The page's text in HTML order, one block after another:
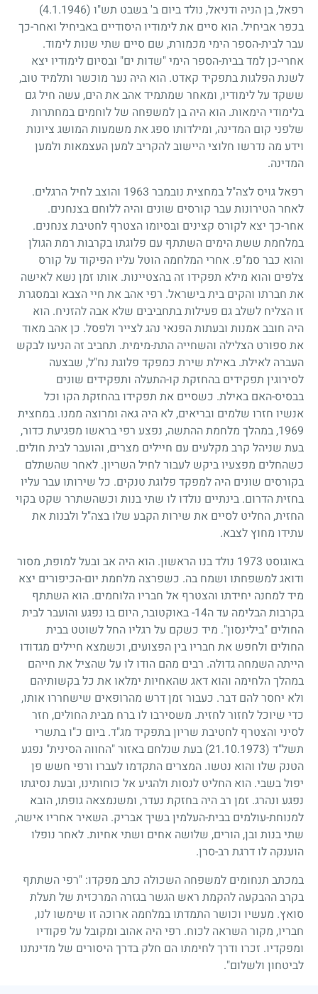
רפאל, בן הניה ודניאל, נולד ביום ב' בשבט תש"ו (4.1.1946)
בכפר אביחיל. הוא סיים את לימודיו היסודיים באביחיל ואחר-כך
עבר לבית-הספר הימי מכמורת, שם סיים שתי שנות לימוד.
אחרי-כן למד בבית-הספר הימי "שדות ים" ובסיום לימודיו יצא
לשנת הפלגות בתפקיד קאדט. הוא היה נער מוכשר ותלמיד טוב,
ששקד על לימודיו, ומאחר שמתמיד אהב את הים, עשה חיל גם
בלימודי הימאות. הוא היה בן למשפחה של לוחמים במחתרות
שלפני קום המדינה, ומילדותו ספג את משמעות המושג ציונות
וידע מה נדרשו חלוצי היישוב להקריב למען העצמאות ולמען
המדינה.
רפאל גויס לצה"ל במחצית נובמבר 1963 והוצב לחיל הרגלים.
לאחר הטירונות עבר קורסים שונים והיה ללוחם בצנחנים.
אחר-כך יצא לקורס קצינים ובסיומו הצטרף לחטיבת צנחנים.
במלחמת ששת הימים השתתף עם פלוגתו בקרבות רמת הגולן
והוא כבר סמ"פ. אחרי המלחמה הוטל עליו הפיקוד על קורס
צלפים והוא מילא תפקידו זה בהצטיינות. אותו זמן נשא לאישה
את חברתו והקים בית בישראל. רפי אהב את חיי הצבא ובמסגרת
זו הצליח לשלב גם פעילות בתחביבים שלא אבה להזניח. הוא
היה חובב אמנות ובעתות הפנאי נהג לצייר ולפסל. כן אהב מאוד
את ספורט הצלילה והשחייה התת-מימית. תחביב זה הניעו לבקש
העברה לאילת. באילת שירת כמפקד פלוגת נח"ל, שבצעה
לסירוגין תפקידים בהחזקת קו-התעלה ותפקידים שונים
בבסיס-האם באילת. כשסיים את תפקידו בהחזקת הקו וכל
אנשיו חזרו שלמים ובריאים, לא היה גאה ומרוצה ממנו. במחצית
1969, במהלך מלחמת ההתשה, נפצע רפי בראשו מפגיעת כדור,
בעת שניהל קרב מקלעים עם חיילים מצרים, והועבר לבית חולים.
כשהחלים מפצעיו ביקש לעבור לחיל השריון. לאחר שהשתלם
בקורסים שונים היה למפקד פלוגת טנקים. כל שירותו עבר עליו
בחזית הדרום. בינתיים נולדו לו שתי בנות וכשהשתרר שקט בקוי
החזית, החליט לסיים את שירות הקבע שלו בצה"ל ולבנות את
עתידו מחוץ לצבא.
באוגוסט 1973 נולד בנו הראשון. הוא היה אב ובעל למופת, מסור
ודואג למשפחתו ושמח בה. כשפרצה מלחמת יום-הכיפורים יצא
מיד למחנה יחידתו והצטרף אל חבריו הלוחמים. הוא השתתף
בקרבות הבלימה עד ה14- באוקטובר, היום בו נפגע והועבר לבית
החולים "בילינסון". מיד כשקם על רגליו החל לשוטט בבית
החולים ולחפש את חבריו בין הפצועים, וכשמצא חיילים מגדודו
הייתה השמחה גדולה. רבים מהם הודו לו על שהציל את חייהם
במהלך הלחימה והוא דאג שהאחיות ימלאו את כל בקשותיהם
ולא יחסר להם דבר. כעבור זמן דרש מהרופאים שישחררו אותו,
כדי שיוכל לחזור לחזית. משסירבו לו ברח מבית החולים, חזר
לסיני והצטרף לחטיבת שריון בתפקיד מג"ד. ביום כ"ו בתשרי
תשל"ד (21.10.1973)
בעת שנלחם באזור "החווה הסינית" נפגע
הטנק שלו והוא נטשו. המצרים התקדמו לעברו ורפי חשש פן
יפול בשבי. הוא החליט לנסות ולהגיע אל כוחותינו, ובעת נסיגתו
נפגע ונהרג. זמן רב היה בחזקת נעדר, ומשנמצאה גופתו, הובא
למנוחת-עולמים בבית-העלמין בשיך אבריק. השאיר אחריו אישה,
שתי בנות ובן, הורים, שלושה אחים ושתי אחיות. לאחר נופלו
הוענקה לו דרגת רב-סרן.
במכתב תנחומים למשפחה השכולה כתב מפקדו: "רפי השתתף
בקרב ההבקעה להקמת ראש הגשר בגזרה המרכזית של תעלת
סואץ. מעשיו וכושר התמדתו במלחמה ארוכה זו שימשו לנו,
חבריו, מקור השראה לכוח. רפי היה אהוב ומקובל על פקודיו
ומפקדיו. זכרו ודרך לחימתו הם חלק בדרך היסורים של מדינתנו
לביטחון ולשלום".